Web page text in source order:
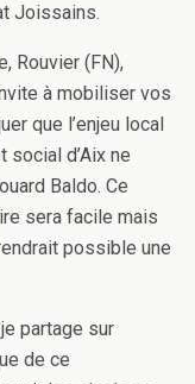
Joissains.
Rouvier (FN),
à mobiliser vos
que l’enjeu local
d’Aix ne
Baldo. Ce
sera facile mais
possible une
partage sur
de ce